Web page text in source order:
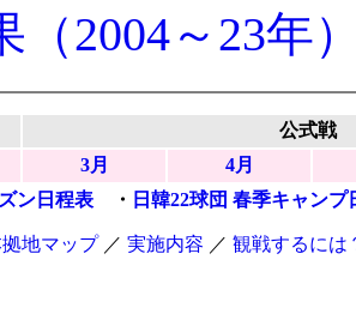
（2004～23年
公式戦
3月
4月
ン日程表 ・ 日韓22球団 春季キャンプ
地マップ／ 実施内容 ／ 観戦するには